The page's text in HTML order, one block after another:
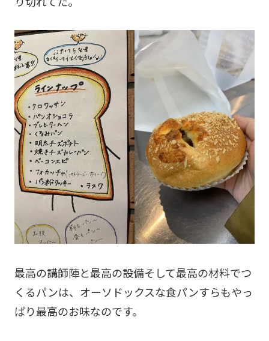
最高の講師陣と最高の設備そして最高の材料でつ
くるパンは、オーソドックスな食パンすらもやっ
ぱり最高のお味なのです。